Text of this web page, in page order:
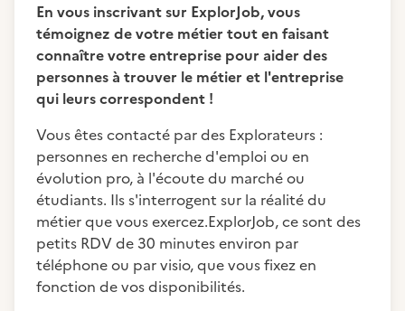
En vous inscrivant sur ExplorJob, vous
témoignez de votre métier tout en faisant
connaître votre entreprise pour aider des
personnes à trouver le métier et l'entreprise
qui leurs correspondent !
Vous êtes contacté par des Explorateurs :
personnes en recherche d'emploi ou en
évolution pro, à l'écoute du marché ou
étudiants. Ils s'interrogent sur la réalité du
métier que vous exercez.ExplorJob, ce sont des
petits RDV de 30 minutes environ par
téléphone ou par visio, que vous fixez en
fonction de vos disponibilités.